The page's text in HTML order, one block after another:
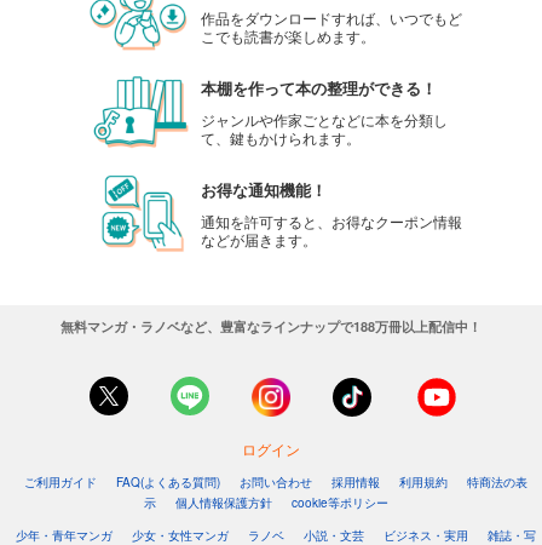
作品をダウンロードすれば、いつでもど
こでも読書が楽しめます。
本棚を作って本の整理ができる！
ジャンルや作家ごとなどに本を分類し
て、鍵もかけられます。
お得な通知機能！
通知を許可すると、お得なクーポン情報
などが届きます。
無料マンガ・ラノベなど、豊富なラインナップで188万冊以上配信中！
ログイン
ご利用ガイド FAQ(よくある質問) お問い合わせ 採用情報 利用規約
特商法の表
示
個人情報保護方針
cookie等ポリシー
少年・青年マンガ
少女・女性マンガ ラノベ 小説・文芸 ビジネス・実用
雑誌・写